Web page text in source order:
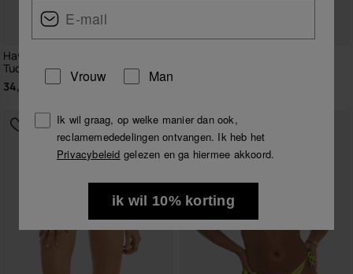
Havaianas Bikinitop Triangle
Tucano
34,90 €
Vrouw Man
Ik wil graag, op welke manier dan ook,
reclamemededelingen ontvangen. Ik heb het
Privacybeleid gelezen en ga hiermee akkoord.
ik wil 10% korting